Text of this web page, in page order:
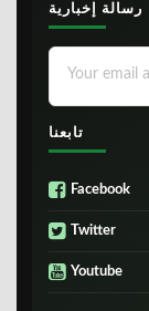
رسالة إخبارية
تابعنا
Facebook
Twitter
Youtube